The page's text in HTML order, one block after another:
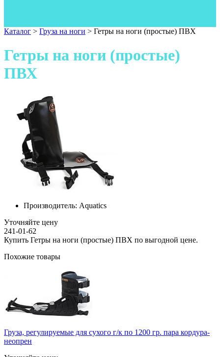
Каталог > Груза на ноги > Гетры на ноги (простые) ПВХ
Гетры на ноги (простые)
ПВХ
Производитель: Aquatics
Уточняйте цену
241-01-62
Купить Гетры на ноги (простые) ПВХ по выгодной цене.
Похожие товары
Груза, регулируемые для сухого г/к по 1200 гр. пара кордура-
неопрен